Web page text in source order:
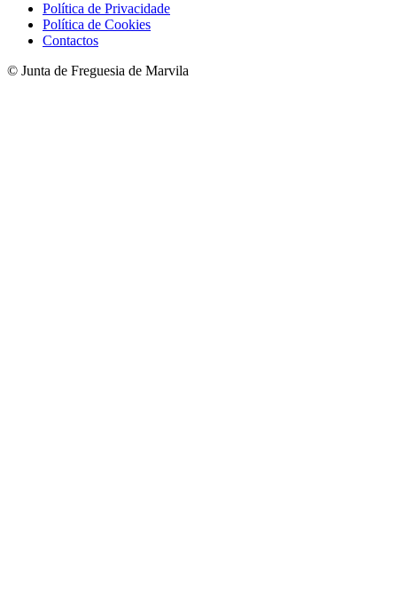
Política de Privacidade
Política de Cookies
Contactos
© Junta de Freguesia de Marvila